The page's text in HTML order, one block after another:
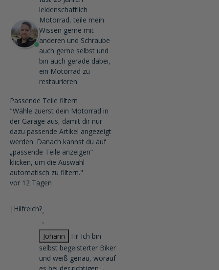
leidenschaftlich
Motorrad, teile mein
Wissen gerne mit
anderen und Schraube
auch gerne selbst und
bin auch gerade dabei,
ein Motorrad zu
restaurieren.
Passende Teile filtern
"Wähle zuerst dein Motorrad in
der Garage aus, damit dir nur
dazu passende Artikel angezeigt
werden. Danach kannst du auf
„passende Teile anzeigen“
klicken, um die Auswahl
automatisch zu filtern."
vor 12 Tagen
| Hilfreich?
Johann
Hi! Ich bin
selbst begeisterter Biker
und weiß genau, worauf